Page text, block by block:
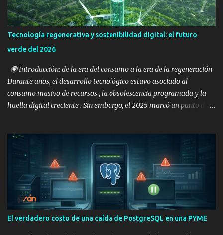
crecimiento constante ✔️ Eliminación de registros obsoletos
cuando el negocio lo permite ✔️ Uso de VACUUM manual en tablas
críticas o de alto volumen 📌 Una base de datos que no se limpia,
crece aunque no aumenten los usuarios. 🧱 Índices ✔️ Índices
utilizados y no duplicados ✔️ Eliminación de índices que ya no se
usan ✔️ Revisión de índice...
Tecnología regenerativa y sostenibilidad digital: el futuro
verde del 2026
🌍 Introducción: de la era del consumo a la era de la regeneración
Durante años, el desarrollo tecnológico estuvo asociado al
consumo masivo de recursos , la obsolescencia programada y la
huella digital creciente . Sin embargo, el 2025 marcó un punto de
regenerativa —, que busca reparar y restaurar el equilibrio entre
innovación y naturaleza. El 2026 promete consolidar esta
tendencia, impulsando un cambio profundo hacia una tecnología
más consciente, circular y sostenible . ⚙️ ¿Qué es la tecnología
regenerativa? La tecnología regenerativa va más allá de “no
contaminar”: su objetivo es devolverle al planeta más de lo que
toma . Esto implica diseñar sistemas, productos y procesos
tecnológicos que se autorreparen, reciclen o compensen su
El verdadero costo de una caída de PostgreSQL en una PYME